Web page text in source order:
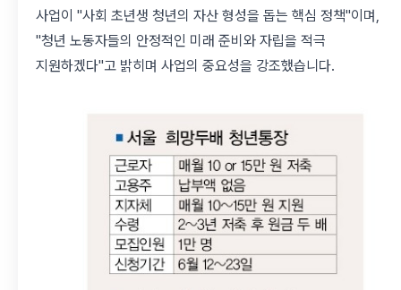
사업이 "사회 초년생 청년의 자산 형성을 돕는 핵심 정책"이며,
"청년 노동자들의 안정적인 미래 준비와 자립을 적극
지원하겠다"고 밝히며 사업의 중요성을 강조했습니다.